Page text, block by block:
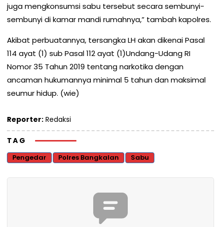
juga mengkonsumsi sabu tersebut secara sembunyi-
sembunyi di kamar mandi rumahnya,” tambah kapolres.
Akibat perbuatannya, tersangka LH akan dikenai Pasal
114 ayat (1) sub Pasal 112 ayat (1)Undang-Udang RI
Nomor 35 Tahun 2019 tentang narkotika dengan
ancaman hukumannya minimal 5 tahun dan maksimal
seumur hidup. (wie)
Reporter: Redaksi
TAG
Pengedar Polres Bangkalan Sabu